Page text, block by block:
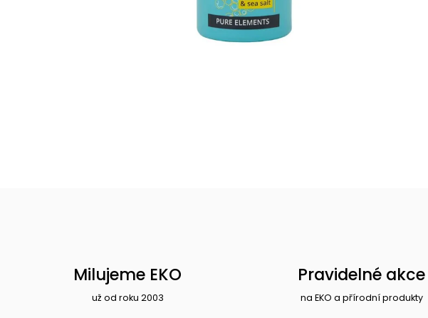
Milujeme EKO
už od roku 2003
Pravidelné akce
na EKO a přírodní produkty